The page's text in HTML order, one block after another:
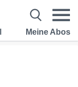
Meine Abos